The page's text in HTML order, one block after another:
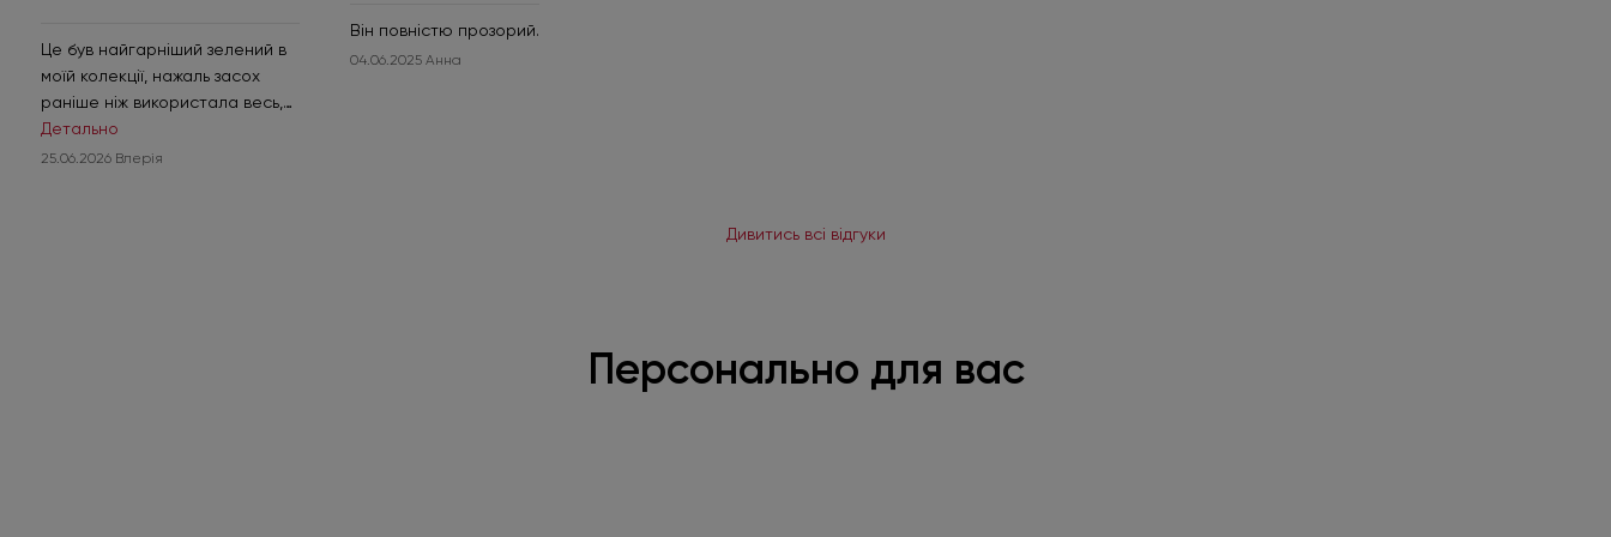
Синій 9
Фіолетовий
Це був найгарніший зелений в
моїй колекції, нажаль засох
раніше ніж використала весь,
жаль що більше не можна
придбати знову.
Детально
25.06.2026 Влерія
Він повністю прозорий.
04.06.2025 Анна
Дивитись всі відгуки
Персонально для вас